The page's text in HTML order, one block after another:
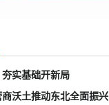
实基础开新局
商沃土推动东北全面振兴